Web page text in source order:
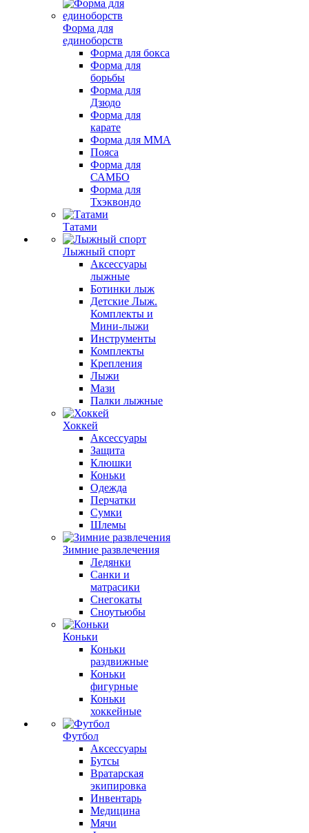
Форма для
единоборств
Форма для бокса
Форма для
борьбы
Форма для
Дзюдо
Форма для
карате
Форма для MMA
Пояса
Форма для
САМБО
Форма для
Тхэквондо
Татами
Лыжный спорт
Аксессуары
лыжные
Ботинки лыж
Детские Лыж.
Комплекты и
Мини-лыжи
Инструменты
Комплекты
Крепления
Лыжи
Мази
Палки лыжные
Хоккей
Аксессуары
Защита
Клюшки
Коньки
Одежда
Перчатки
Сумки
Шлемы
Зимние развлечения
Ледянки
Санки и
матрасики
Снегокаты
Сноутьюбы
Коньки
Коньки
раздвижные
Коньки
фигурные
Коньки
хоккейные
Футбол
Аксессуары
Бутсы
Вратарская
экипировка
Инвентарь
Медицина
Мячи